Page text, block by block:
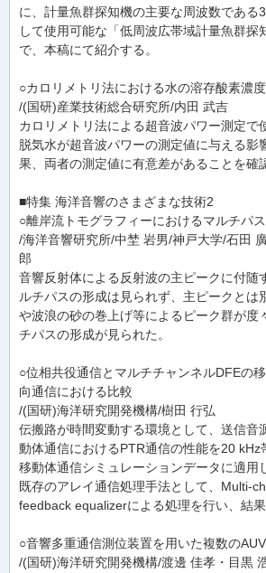
に、計量魚群探知機の主要な周波数である
して使用可能な「低周波広帯域計量魚群探
で、本稿にて紹介する。
○カロリメトリ法における水の溶存酸素濃
/(国研)産業技術総合研究所/内田 武吉
カロリメトリ法による超音波パワー測定で
脱気水が超音波パワーの測定値に与える影
果、両者の測定値に有意差があることを確
■特集 海洋音響のさまざまな技術2
○離岸流トモグラフィーにおけるマルチパ
/海洋音響研究所/中埜 岩男/神戸大学/石田
郎
音響反射体による反射波の主ピークに付随
ルチパスの形成は見られず、主ピークとは
や波浪の砂の巻上げ等によるピーク群が度
チパスの形成が見られた。
○位相共役通信とマルチチャンネルDFEの
向通信における比較
/(国研)海洋研究開発機構/樹田 行弘
伝搬路が時間変動する環境として、送信音
動体通信におけるPTR通信の性能を20 kHz
移動体通信シミュレーションデータに適用
既存のアレイ通信処理手法として、Multi-
feedback equalizerによる処理を行い、結果
○音響多重通信測位装置を用いた複数の
/(国研)海洋研究開発機構/渡邊 佳孝・目黒